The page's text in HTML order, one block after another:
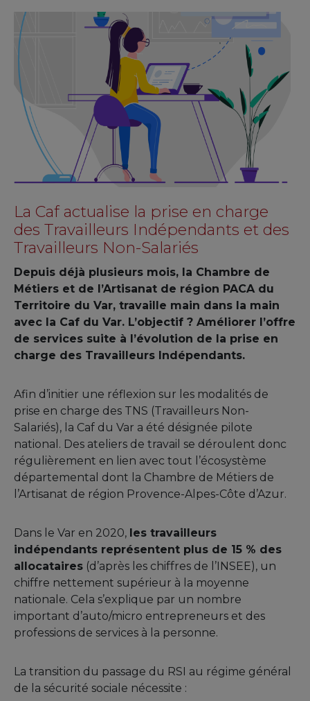
La Caf actualise la prise en charge
des Travailleurs Indépendants et des
Travailleurs Non-Salariés
Depuis déjà plusieurs mois, la Chambre de
Métiers et de l’Artisanat de région PACA du
Territoire du Var, travaille main dans la main
avec la Caf du Var. L’objectif ? Améliorer l’offre
de services suite à l’évolution de la prise en
charge des Travailleurs Indépendants.
Afin d’initier une réflexion sur les modalités de
prise en charge des TNS (Travailleurs Non-
Salariés), la Caf du Var a été désignée pilote
national. Des ateliers de travail se déroulent donc
régulièrement en lien avec tout l’écosystème
départemental dont la Chambre de Métiers de
l’Artisanat de région Provence-Alpes-Côte d’Azur.
Dans le Var en 2020, les travailleurs
indépendants représentent plus de 15 % des
allocataires (d’après les chiffres de l’INSEE), un
chiffre nettement supérieur à la moyenne
nationale. Cela s’explique par un nombre
important d’auto/micro entrepreneurs et des
professions de services à la personne.
La transition du passage du RSI au régime général
de la sécurité sociale nécessite :